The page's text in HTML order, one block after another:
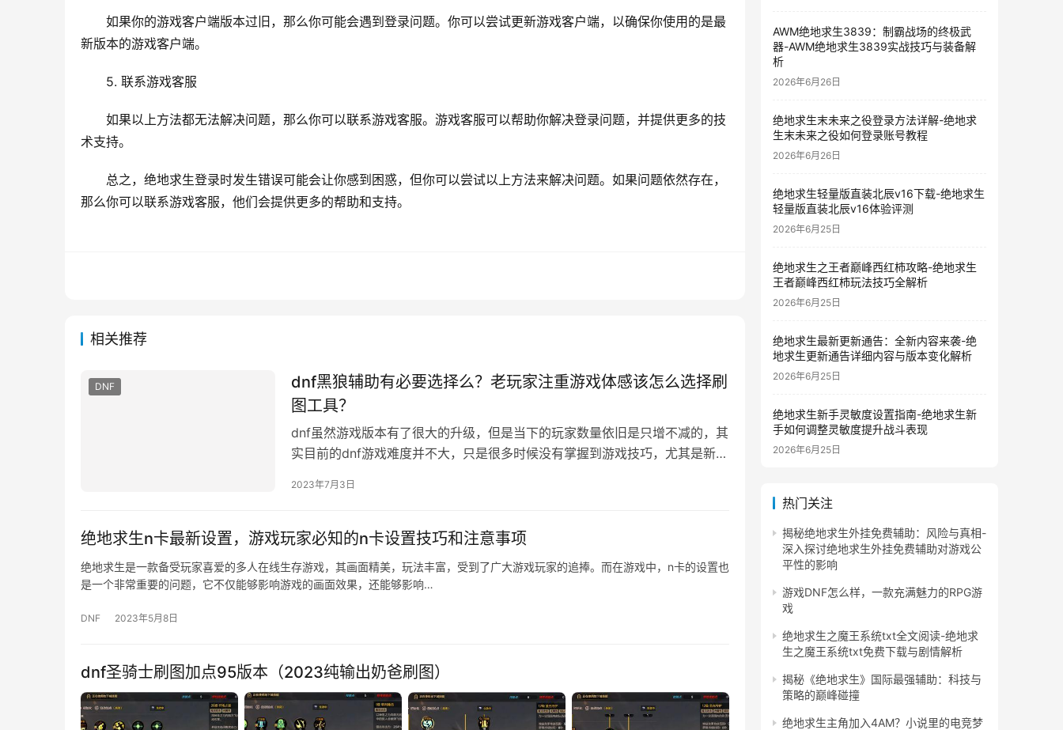
如果你的游戏客户端版本过旧，那么你可能会遇到登录问题。你可以尝试更新游戏客户端，以确保你使用的是最
新版本的游戏客户端。
5. 联系游戏客服
如果以上方法都无法解决问题，那么你可以联系游戏客服。游戏客服可以帮助你解决登录问题，并提供更多的技
术支持。
总之，绝地求生登录时发生错误可能会让你感到困惑，但你可以尝试以上方法来解决问题。如果问题依然存在，
那么你可以联系游戏客服，他们会提供更多的帮助和支持。
相关推荐
DNF
dnf黑狼辅助有必要选择么？老玩家注重游戏体感该怎么选择刷
图工具？
dnf虽然游戏版本有了很大的升级，但是当下的玩家数量依旧是只增不减的，其
实目前的dnf游戏难度并不大，只是很多时候没有掌握到游戏技巧，尤其是新手
2023年7月3日
绝地求生n卡最新设置，游戏玩家必知的n卡设置技巧和注意事项
绝地求生是一款备受玩家喜爱的多人在线生存游戏，其画面精美，玩法丰富，受到了广大游戏玩家的追捧。而在游戏中，n卡的设置也
是一个非常重要的问题，它不仅能够影响游戏的画面效果，还能够影响…
DNF 2023年5月8日
dnf圣骑士刷图加点95版本（2023纯输出奶爸刷图）
AWM绝地求生3839：制霸战场的终极武
器-AWM绝地求生3839实战技巧与装备解
析
2026年6月26日
绝地求生末未来之役登录方法详解-绝地求
生末未来之役如何登录账号教程
2026年6月26日
绝地求生轻量版直装北辰v16下载-绝地求生
轻量版直装北辰v16体验评测
2026年6月25日
绝地求生之王者巅峰西红柿攻略-绝地求生
王者巅峰西红柿玩法技巧全解析
2026年6月25日
绝地求生最新更新通告：全新内容来袭-绝
地求生更新通告详细内容与版本变化解析
2026年6月25日
绝地求生新手灵敏度设置指南-绝地求生新
手如何调整灵敏度提升战斗表现
2026年6月25日
热门关注
揭秘绝地求生外挂免费辅助：风险与真相-
深入探讨绝地求生外挂免费辅助对游戏公
平性的影响
游戏DNF怎么样，一款充满魅力的RPG游
戏
绝地求生之魔王系统txt全文阅读-绝地求
生之魔王系统txt免费下载与剧情解析
揭秘《绝地求生》国际最强辅助：科技与
策略的巅峰碰撞
绝地求生主角加入4AM？小说里的电竞梦